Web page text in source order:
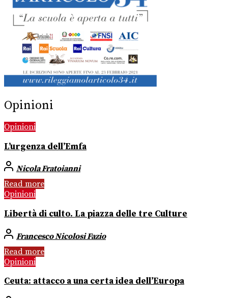
Opinioni
Opinioni
L’urgenza dell’Emfa
Nicola Fratoianni
Read more
Opinioni
Libertà di culto. La piazza delle tre Culture
Francesco Nicolosi Fazio
Read more
Opinioni
Ceuta: attacco a una certa idea dell’Europa